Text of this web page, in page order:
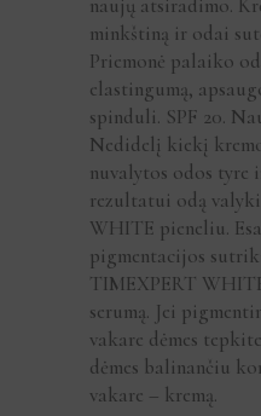
naujų atsiradimo.
minkštiną ir odai
Priemonė palaiko
elastingumą,
spinduli. SPF 20.
Nedidelį kiekį
nuvalytos odos tyre
rezultatui odą
WHITE pieneliu.
pigmentacijos
TIMEXPERT
serumą. Jei
vakare dėmes
dėmes balinančiu
vakare – kremą.